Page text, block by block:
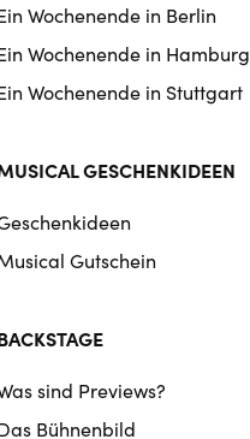
Wochenende in Berlin
Wochenende in Hamburg
Wochenende in Stuttgart
GESCHENKIDEEN
Gutschein
sind Previews?
Bühnenbild